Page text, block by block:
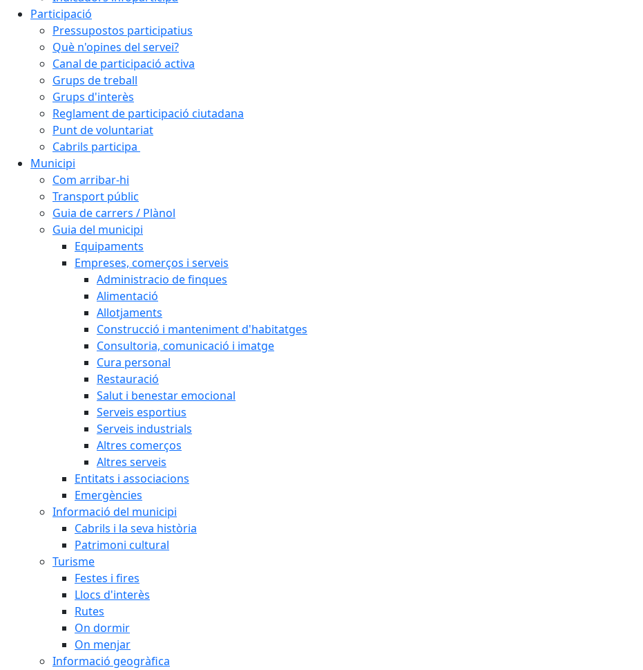
Participació
Pressupostos participatius
Què n'opines del servei?
Canal de participació activa
Grups de treball
Grups d'interès
Reglament de participació ciutadana
Punt de voluntariat
Cabrils participa
Municipi
Com arribar-hi
Transport públic
Guia de carrers / Plànol
Guia del municipi
Equipaments
Empreses, comerços i serveis
Administracio de finques
Alimentació
Allotjaments
Construcció i manteniment d'habitatges
Consultoria, comunicació i imatge
Cura personal
Restauració
Salut i benestar emocional
Serveis esportius
Serveis industrials
Altres comerços
Altres serveis
Entitats i associacions
Emergències
Informació del municipi
Cabrils i la seva història
Patrimoni cultural
Turisme
Festes i fires
Llocs d'interès
Rutes
On dormir
On menjar
Informació geogràfica